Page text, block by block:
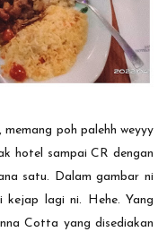
poh palehh weyyy
hotel sampai CR dengan
satu. Dalam gambar ni
kejap lagi ni. Hehe. Yang
Cotta yang disediakan